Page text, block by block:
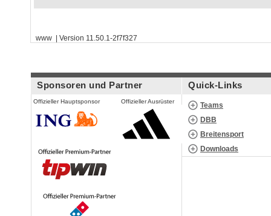
www | Version 11.50.1-2f7f327
Sponsoren und Partner
Offizieller Hauptsponsor Offizieller Ausrüster
Quick-Links
Teams
DBB
Breitensport
Downloads